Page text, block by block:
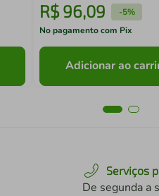
R$96,09 -5%
No pagamento com Pix
Adicionar ao
Serviços
De segunda a